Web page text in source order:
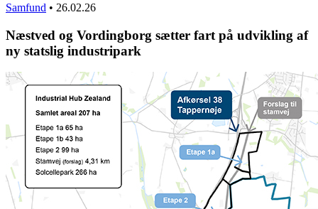
Samfund • 26.02.26
Næstved og Vordingborg sætter fart på udvikling af
ny statslig industripark